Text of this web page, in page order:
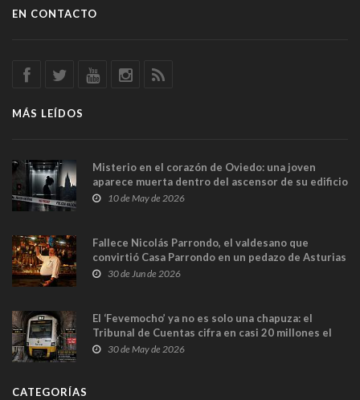
EN CONTACTO
MÁS LEÍDOS
Misterio en el corazón de Oviedo: una joven
aparece muerta dentro del ascensor de su edificio
y las cámaras captan sus últimos minutos
10 de May de 2026
Fallece Nicolás Parrondo, el valdesano que
convirtió Casa Parrondo en un pedazo de Asturias
en Madrid
30 de Jun de 2026
El ‘Fevemocho’ ya no es solo una chapuza: el
Tribunal de Cuentas cifra en casi 20 millones el
sobrecoste de los trenes que no cabían por los
30 de May de 2026
CATEGORÍAS